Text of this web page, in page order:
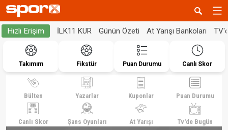
Hızlı Erişim İLK11 KUR Günün Özeti At Yarışı Bankoları
Takımım Fikstür Puan Durumu Canlı Skor
Bülten Yazarlar Kuponlar Puan Durumu
Canlı Skor Şans Oyunları At Yarışı Tv'de Bugün